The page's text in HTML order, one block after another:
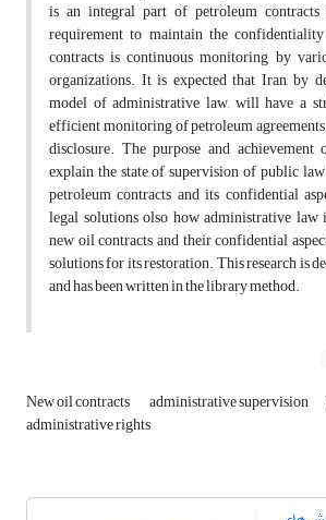
is an integral part of petroleum
requirement to maintain the
contracts is continuous monitoring by
organizations. It is expected that Iran, by
model of administrative law, will have a
efficient monitoring of petroleum
disclosure. The purpose and
explain the state of supervision of public
petroleum contracts and its confidential
legal solutions olso how administrative
new oil contracts and their confidential
solutions for its restoration. This research is
and has been written in the library method.
New oil contracts administrative supervision
administrative rights